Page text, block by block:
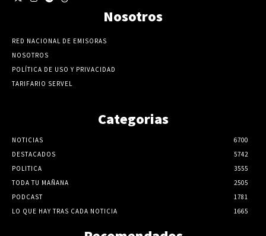
Nosotros
RED NACIONAL DE EMISORAS
NOSOTROS
POLÍTICA DE USO Y PRIVACIDAD
TARIFARIO SERVEL
Categorias
NOTICIAS
6700
DESTACADOS
5742
POLITICA
3555
TODA TU MAÑANA
2505
PODCAST
1781
LO QUE HAY TRAS CADA NOTICIA
1665